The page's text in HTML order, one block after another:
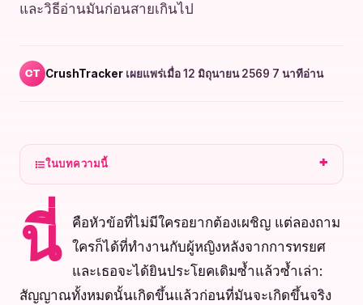
และวิธีอ่านมันก่อนสายเกินไป
CT CrushTracker·เผยแพร่เมื่อ 12 มิถุนายน 2569·7 นาทีอ่าน
ในบทความนี้
นี่
คือหัวข้อที่ไม่มีใครอยากต้องเผชิญ แต่ลองถาม
ใครก็ได้ที่ทำงานกับผู้หญิงหลังจากการทรยศ
และเธอจะได้ยินประโยคเดิมซ้ำแล้วซ้ำเล่า:
สัญญาณทั้งหมดนั้นเกิดขึ้นแล้วก่อนที่มันจะเกิดขึ้นจริง